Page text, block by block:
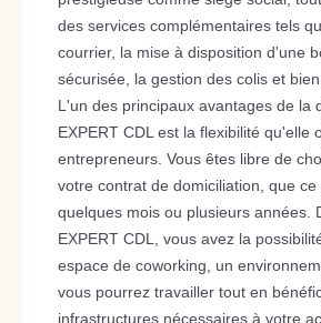
des services complémentaires tels
courrier, la mise à disposition d'une
sécurisée, la gestion des colis et bien
L'un des principaux avantages de la
EXPERT CDL est la flexibilité qu'elle
entrepreneurs. Vous êtes libre de
votre contrat de domiciliation, que ce
quelques mois ou plusieurs années.
EXPERT CDL, vous avez la
espace de coworking, un
vous pourrez travailler tout en
infrastructures nécessaires à votre